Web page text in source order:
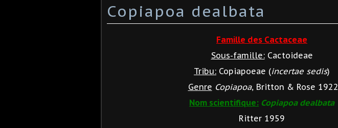
Copiapoa dealbata
Famille des Cactaceae
Sous-famille:Cactoideae
Tribu: Copiapoeae (incertae sedis)
Genre Copiapoa, Britton & Rose 1922
Nom scientifique: Copiapoa dealbata
Ritter 1959